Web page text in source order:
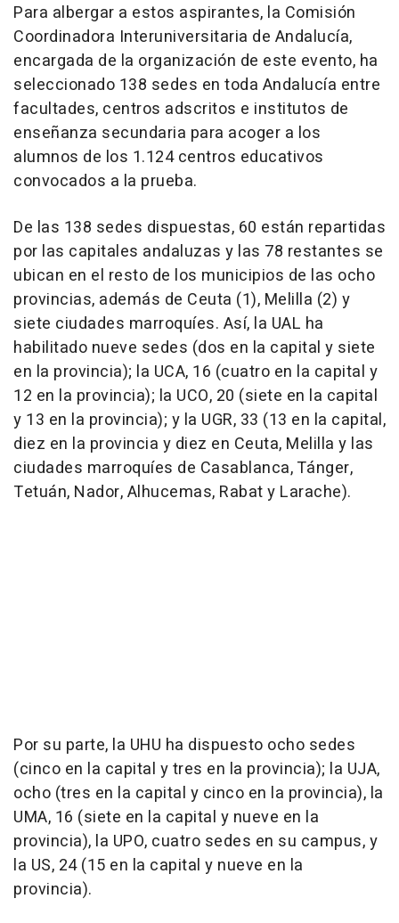
Para albergar a estos aspirantes, la Comisión
Coordinadora Interuniversitaria de Andalucía,
encargada de la organización de este evento, ha
seleccionado 138 sedes en toda Andalucía entre
facultades, centros adscritos e institutos de
enseñanza secundaria para acoger a los
alumnos de los 1.124 centros educativos
convocados a la prueba.
De las 138 sedes dispuestas, 60 están repartidas
por las capitales andaluzas y las 78 restantes se
ubican en el resto de los municipios de las ocho
provincias, además de Ceuta (1), Melilla (2) y
siete ciudades marroquíes. Así, la UAL ha
habilitado nueve sedes (dos en la capital y siete
en la provincia); la UCA, 16 (cuatro en la capital y
12 en la provincia); la UCO, 20 (siete en la capital
y 13 en la provincia); y la UGR, 33 (13 en la capital,
diez en la provincia y diez en Ceuta, Melilla y las
ciudades marroquíes de Casablanca, Tánger,
Tetuán, Nador, Alhucemas, Rabat y Larache).
Por su parte, la UHU ha dispuesto ocho sedes
(cinco en la capital y tres en la provincia); la UJA,
ocho (tres en la capital y cinco en la provincia), la
UMA, 16 (siete en la capital y nueve en la
provincia), la UPO, cuatro sedes en su campus, y
la US, 24 (15 en la capital y nueve en la
provincia).